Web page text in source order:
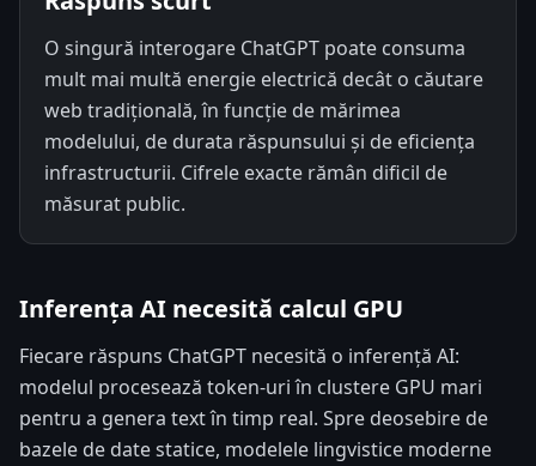
O singură interogare ChatGPT poate consuma
mult mai multă energie electrică decât o căutare
web tradițională, în funcție de mărimea
modelului, de durata răspunsului și de eficiența
infrastructurii. Cifrele exacte rămân dificil de
măsurat public.
Inferența AI necesită calcul GPU
Fiecare răspuns ChatGPT necesită o inferență AI:
modelul procesează token-uri în clustere GPU mari
pentru a genera text în timp real. Spre deosebire de
bazele de date statice, modelele lingvistice moderne